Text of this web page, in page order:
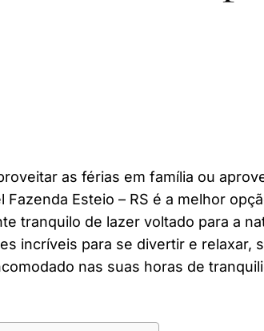
as férias em família ou
Esteio – RS é a melhor
tranquilo de lazer voltado para a
incríveis para se divertir e relaxar,
nas suas horas de